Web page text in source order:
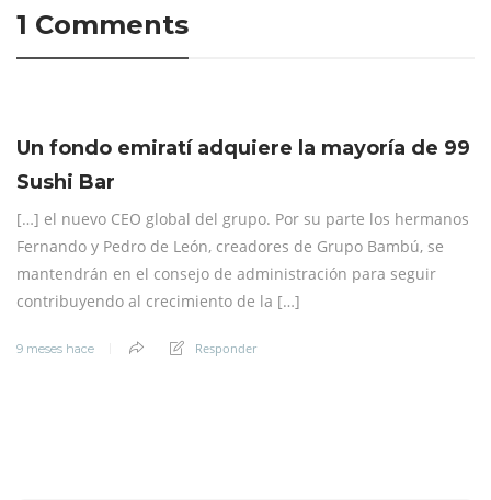
1 Comments
Un fondo emiratí adquiere la mayoría de 99
Sushi Bar
[…] el nuevo CEO global del grupo. Por su parte los hermanos
Fernando y Pedro de León, creadores de Grupo Bambú, se
mantendrán en el consejo de administración para seguir
contribuyendo al crecimiento de la […]
9 meses hace Responder